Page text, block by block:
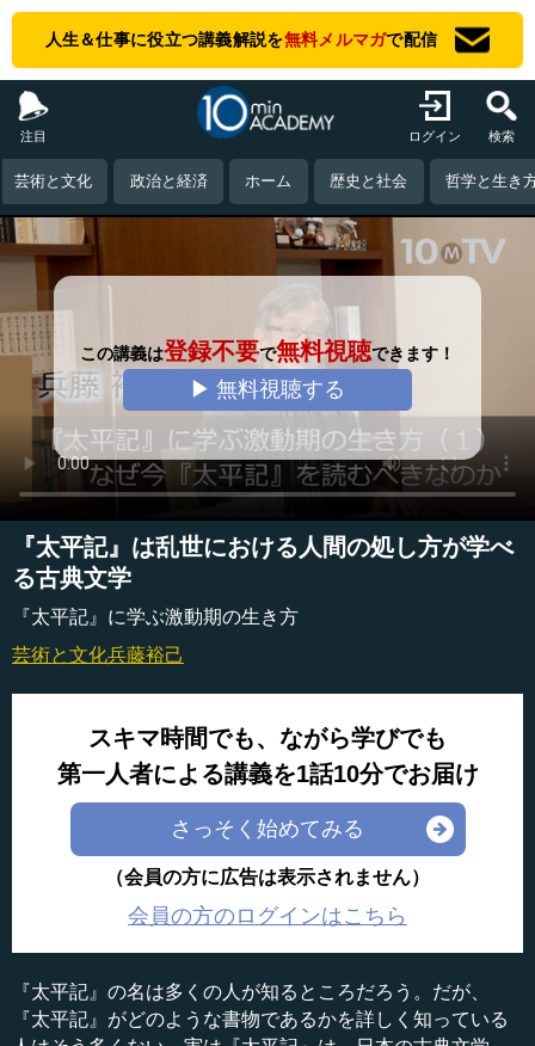
人生＆仕事に役立つ講義解説を無料メルマガで配信
注目 ログイン 検索
芸術と文化 政治と経済 ホーム 歴史と社会 哲学と生き
この講義は登録不要で無料視聴できます！
▶ 無料視聴する
『太平記』は乱世における人間の処し方が学べ
る古典文学
『太平記』に学ぶ激動期の生き方
芸術と文化兵藤裕己
スキマ時間でも、ながら学びでも
第一人者による講義を1話10分でお届け
さっそく始めてみる
（会員の方に広告は表示されません）
会員の方のログインはこちら
『太平記』の名は多くの人が知るところだろう。だが、
『太平記』がどのような書物であるかを詳しく知っている